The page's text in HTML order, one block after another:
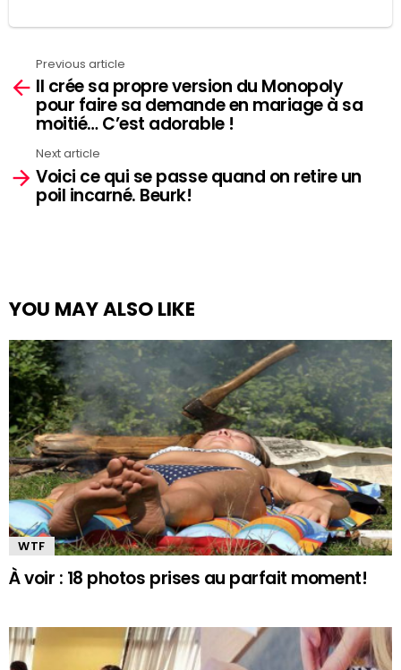
See
more
Previous article
Il crée sa propre version du Monopoly
pour faire sa demande en mariage à sa
moitié… C’est adorable !
Next article
Voici ce qui se passe quand on retire un
poil incarné. Beurk!
YOU MAY ALSO LIKE
WTF
À voir : 18 photos prises au parfait moment!